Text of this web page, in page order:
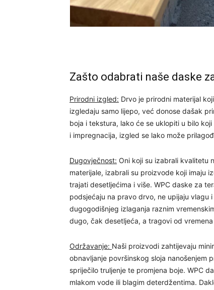
Zašto odabrati naše daske
Prirodni izgled: Drvo je prirodni materijal
izgledaju samo lijepo, već donose dašak
boja i tekstura, lako će se uklopiti u bilo
i impregnacija, izgled se lako može
Dugovječnost: Oni koji su izabrali kvalitetu
materijale, izabrali su proizvode koji imaju
trajati desetljećima i više. WPC daske za
podsjećaju na pravo drvo, ne upijaju
dugogodišnjeg izlaganja raznim
dugo, čak desetljeća, a tragovi od
Održavanje: Naši proizvodi zahtijevaju
obnavljanje površinskog sloja nanošenjem
spriječilo truljenje te promjena boje. WPC
mlakom vode ili blagim deterdžentima.